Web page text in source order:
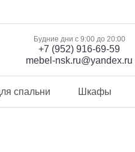
Будние дни с 9:00 до 20:00
+7 (952) 916-69-59
mebel-nsk.ru@yandex.ru
спальни Шкафы